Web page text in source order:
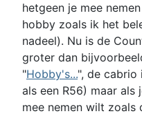
hetgeen je mee
hobby zoals ik het
nadeel). Nu is de
groter dan
"Hobby's...", de cabrio
als een R56) maar als
mee nemen wilt zoals